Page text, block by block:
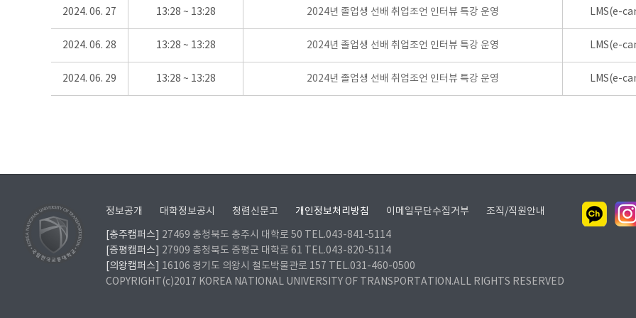
2024. 06. 27 13:28 ~ 13:28 2024년 졸업생 선배 취업조언 인터뷰 특강 운영 LMS(e-
2024. 06. 28 13:28 ~ 13:28 2024년 졸업생 선배 취업조언 인터뷰 특강 운영 LMS(e-
2024. 06. 29 13:28 ~ 13:28 2024년 졸업생 선배 취업조언 인터뷰 특강 운영 LMS(e-
정보공개 대학정보공시 청렴신문고 개인정보처리방침 이메일무단수집거부 조직/직원안내
[충주캠퍼스]
27469 충청북도 충주시 대학로 50 TEL.043-841-5114
[증평캠퍼스]
27909 충청북도 증평군 대학로 61 TEL.043-820-5114
[의왕캠퍼스]
16106 경기도 의왕시 철도박물관로 157 TEL.031-460-0500
COPYRIGHT(c)2017 KOREA NATIONAL UNIVERSITY OF TRANSPORTATION.ALL RIGHTS RESERVED